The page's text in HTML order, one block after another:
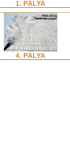
1. PÁLYA
4. PÁLYA